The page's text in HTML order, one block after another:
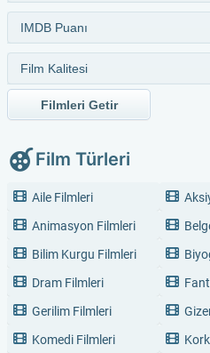
Filmleri Getir
Film Türleri
Aile Filmleri
Animasyon Filmleri
Bilim Kurgu Filmleri
Dram Filmleri
Gerilim Filmleri
Komedi Filmleri